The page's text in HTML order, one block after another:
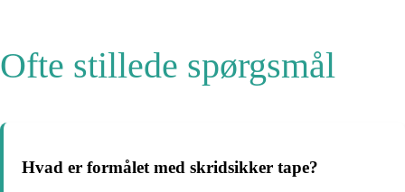
Ofte stillede spørgsmål
Hvad er formålet med skridsikker tape?